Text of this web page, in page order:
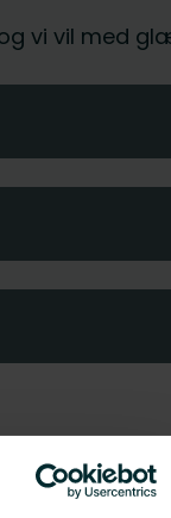
vi vil med